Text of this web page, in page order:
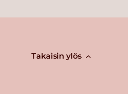
Takaisin ylös